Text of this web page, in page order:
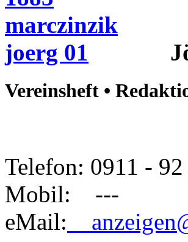
Vereinsheft •
Telefon: 0911 -
Mobil: ---
eMail: